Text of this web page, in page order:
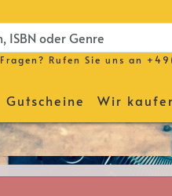
Fragen? Rufen Sie uns an
Gutscheine Wir